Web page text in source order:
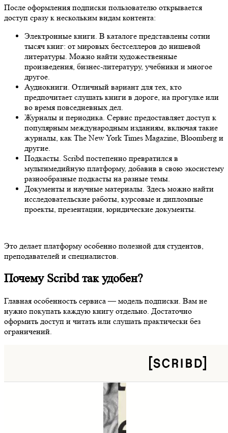
После оформления подписки пользователю открывается
доступ сразу к нескольким видам контента:
Электронные книги. В каталоге представлены сотни
тысяч книг: от мировых бестселлеров до нишевой
литературы. Можно найти художественные
произведения, бизнес-литературу, учебники и многое
другое.
Аудиокниги. Отличный вариант для тех, кто
предпочитает слушать книги в дороге, на прогулке или
во время повседневных дел.
Журналы и периодика. Сервис предоставляет доступ к
популярным международным изданиям, включая такие
журналы, как The New York Times Magazine, Bloomberg и
другие.
Подкасты. Scribd постепенно превратился в
мультимедийную платформу, добавив в свою экосистему
разнообразные подкасты на разные темы.
Документы и научные материалы. Здесь можно найти
исследовательские работы, курсовые и дипломные
проекты, презентации, юридические документы.
Это делает платформу особенно полезной для студентов,
преподавателей и специалистов.
Почему Scribd так удобен?
Главная особенность сервиса — модель подписки. Вам не
нужно покупать каждую книгу отдельно. Достаточно
оформить доступ и читать или слушать практически без
ограничений.